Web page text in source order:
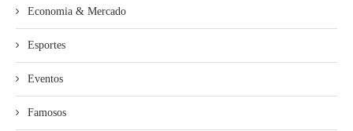
Economia & Mercado
Esportes
Eventos
Famosos